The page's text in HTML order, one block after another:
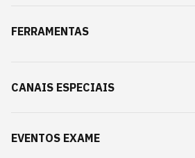
FERRAMENTAS
CANAIS ESPECIAIS
EVENTOS EXAME